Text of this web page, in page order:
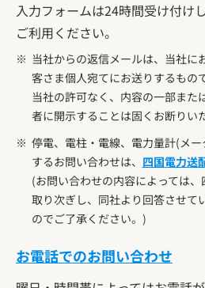
入力フォームは24時間受け付け
ご利用ください。
当社からの返信メールは、当社に
客さま個人宛てにお送りするもので
当社の許可なく、内容の一部また
者に開示することは固くお断りい
停電、電柱・電線、電力量計(メ
するお問い合わせは、 四国電力送
(お問い合わせの内容によっては
取り次ぎし、同社より回答させて
のでご了承ください。)
お電話でのお問い合わせ